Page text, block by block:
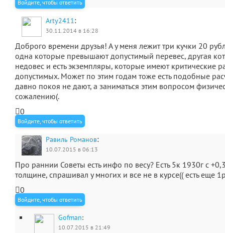
Войдите, чтобы ответить
Arty2411 :
30.11.2014 в 16:28
Доброго времени друзья! А у меня лежит три кучки 20
одна которые превышают допустимый перевес, другая
недовес и есть экземпляры, которые имеют критические
допустимых. Может по этим годам тоже есть подобные
давно покоя не дают, а заниматься этим вопросом
сожалению(.
0
Войдите, чтобы ответить
Равиль Романов:
10.07.2015 в 06:13
Про раннии Советы есть инфо по весу? Есть 5к 1930г с
толщине, спрашивал у многих и все не в курсе(( есть еще
0
Войдите, чтобы ответить
Gofman:
10.07.2015 в 21:49